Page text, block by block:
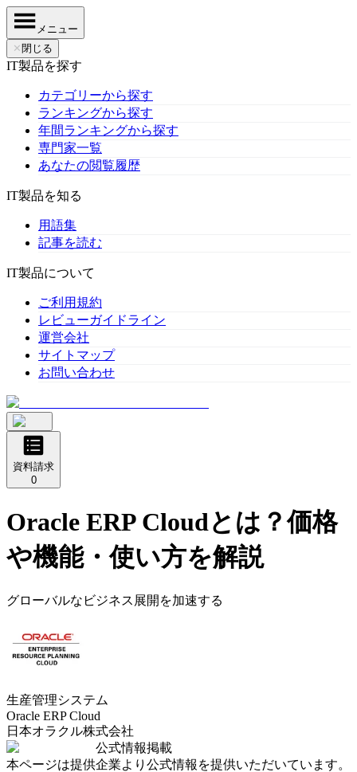
メニュー
✕ 閉じる
IT製品を探す
カテゴリーから探す
ランキングから探す
年間ランキングから探す
専門家一覧
あなたの閲覧履歴
IT製品を知る
用語集
記事を読む
IT製品について
ご利用規約
レビューガイドライン
運営会社
サイトマップ
お問い合わせ
資料請求
0
Oracle ERP Cloudとは？価格
や機能・使い方を解説
グローバルなビジネス展開を加速する
生産管理システム
Oracle ERP Cloud
日本オラクル株式会社
公式情報掲載
本ページは提供企業より公式情報を提供いただいています。